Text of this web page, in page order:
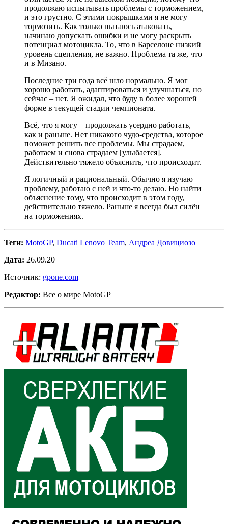
продолжаю испытывать проблемы с торможением,
и это грустно. С этими покрышками я не могу
тормозить. Как только пытаюсь атаковать,
начинаю допускать ошибки и не могу раскрыть
потенциал мотоцикла. То, что в Барселоне низкий
уровень сцепления, не важно. Проблема та же, что
и в Мизано.
Последние три года всё шло нормально. Я мог
хорошо работать, адаптироваться и улучшаться, но
сейчас – нет. Я ожидал, что буду в более хорошей
форме в текущей стадии чемпионата.
Всё, что я могу – продолжать усердно работать,
как и раньше. Нет никакого чудо-средства, которое
поможет решить все проблемы. Мы страдаем,
работаем и снова страдаем [улыбается].
Действительно тяжело объяснить, что происходит.
Я логичный и рациональный. Обычно я изучаю
проблему, работаю с ней и что-то делаю. Но найти
объяснение тому, что происходит в этом году,
действительно тяжело. Раньше я всегда был силён
на торможениях.
Теги: MotoGP, Ducati Lenovo Team, Андреа Довициозо
Дата: 26.09.20
Источник: gpone.com
Редактор: Все о мире MotoGP